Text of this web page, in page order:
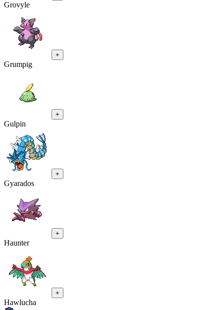
Grovyle
+
Grumpig
+
Gulpin
+
Gyarados
+
Haunter
+
Hawlucha